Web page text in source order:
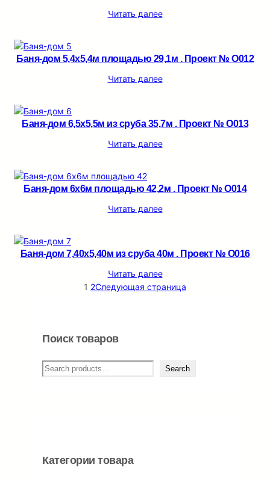
Читать далее
Баня-дом 5,4х5,4м площадью 29,1м . Проект № О012
Читать далее
Баня-дом 6,5х5,5м из сруба 35,7м . Проект № О013
Читать далее
Баня-дом 6х6м площадью 42,2м . Проект № О014
Читать далее
Баня-дом 7,40х5,40м из сруба 40м . Проект № О016
Читать далее
1 2Следующая страница
Поиск товаров
П
о
Search
Категории товара